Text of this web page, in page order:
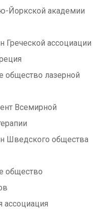
Йоркской академии
Греческой ассоциации
общество лазерной
Всемирной
Шведского общества
общество
ассоциация